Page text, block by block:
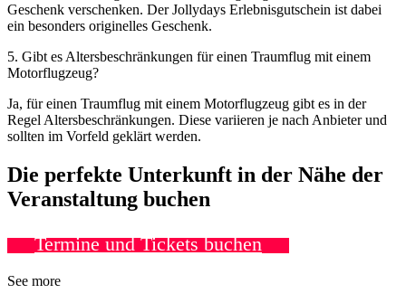
Geschenk verschenken. Der Jollydays Erlebnisgutschein ist dabei
ein besonders originelles Geschenk.
5. Gibt es Altersbeschränkungen für einen Traumflug mit einem
Motorflugzeug?
Ja, für einen Traumflug mit einem Motorflugzeug gibt es in der
Regel Altersbeschränkungen. Diese variieren je nach Anbieter und
sollten im Vorfeld geklärt werden.
Die perfekte Unterkunft in der Nähe der
Veranstaltung buchen
Termine und Tickets buchen
See more